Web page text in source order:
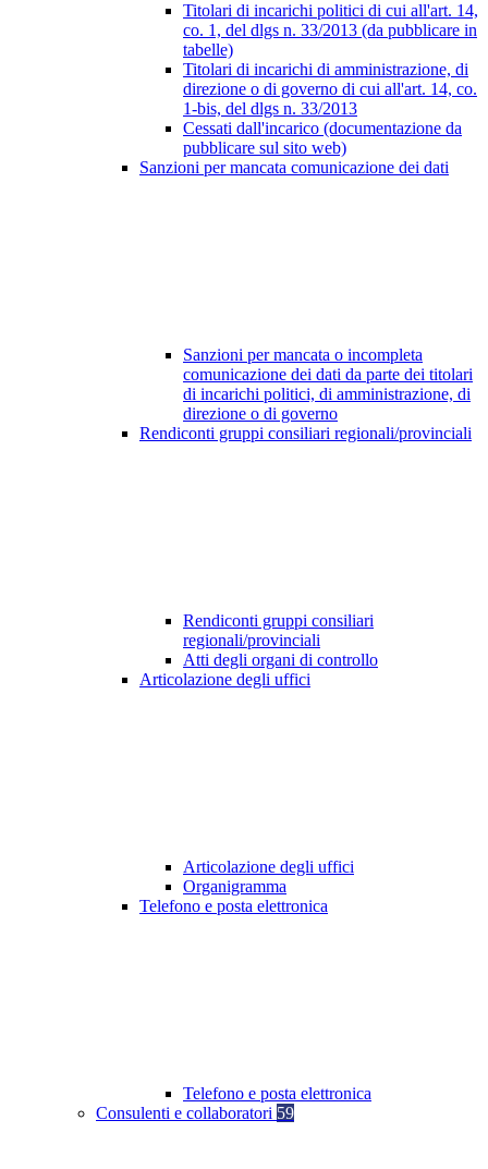
Titolari di incarichi politici di cui all'art. 14,
co. 1, del dlgs n. 33/2013 (da pubblicare in
tabelle)
Titolari di incarichi di amministrazione, di
direzione o di governo di cui all'art. 14, co.
1-bis, del dlgs n. 33/2013
Cessati dall'incarico (documentazione da
pubblicare sul sito web)
Sanzioni per mancata comunicazione dei dati
Sanzioni per mancata o incompleta
comunicazione dei dati da parte dei titolari
di incarichi politici, di amministrazione, di
direzione o di governo
Rendiconti gruppi consiliari regionali/provinciali
Rendiconti gruppi consiliari
regionali/provinciali
Atti degli organi di controllo
Articolazione degli uffici
Articolazione degli uffici
Organigramma
Telefono e posta elettronica
Telefono e posta elettronica
Consulenti e collaboratori 59